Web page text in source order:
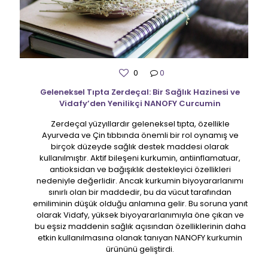
0
0
Geleneksel Tıpta Zerdeçal: Bir Sağlık Hazinesi ve
Vidafy’den Yenilikçi NANOFY Curcumin
Zerdeçal yüzyıllardır geleneksel tıpta, özellikle
Ayurveda ve Çin tıbbında önemli bir rol oynamış ve
birçok düzeyde sağlık destek maddesi olarak
kullanılmıştır. Aktif bileşeni kurkumin, antiinflamatuar,
antioksidan ve bağışıklık destekleyici özellikleri
nedeniyle değerlidir. Ancak kurkumin biyoyararlanımı
sınırlı olan bir maddedir, bu da vücut tarafından
emiliminin düşük olduğu anlamına gelir. Bu soruna yanıt
olarak Vidafy, yüksek biyoyararlanımıyla öne çıkan ve
bu eşsiz maddenin sağlık açısından özelliklerinin daha
etkin kullanılmasına olanak tanıyan NANOFY kurkumin
ürününü geliştirdi.